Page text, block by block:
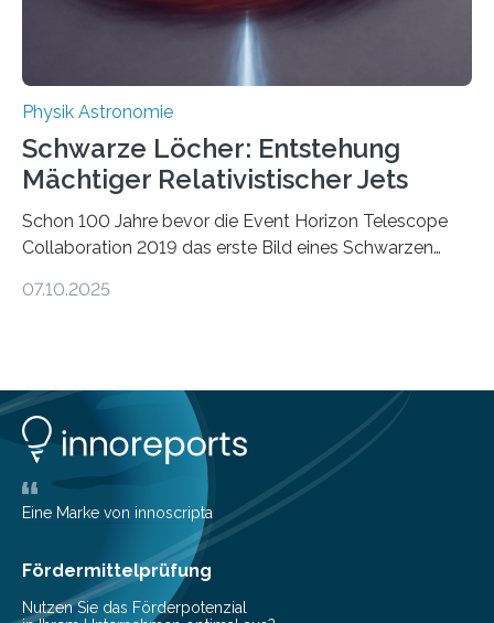
ausgedrückt, Wärme in Bewegung. In
quantenmechanischen Experimenten ist es in den…
Physik Astronomie
Schwarze Löcher: Entstehung
Mächtiger Relativistischer Jets
Schon 100 Jahre bevor die Event Horizon Telescope
Collaboration 2019 das erste Bild eines Schwarzen
hatte der Astronom Heber Curtis einen seltsamen
werden auch von anderen Schwarzen Löchern
ausgeschickt. Theoretische Astrophysiker der Goethe-
Universität haben jetzt einen numerischen Code
entwickelt, mit dem sie mathematisch hoch präzise
beschreiben…
07.10.2025
Eine Marke von innoscripta
Fördermittelprüfung
Nutzen Sie das Förderpotenzial